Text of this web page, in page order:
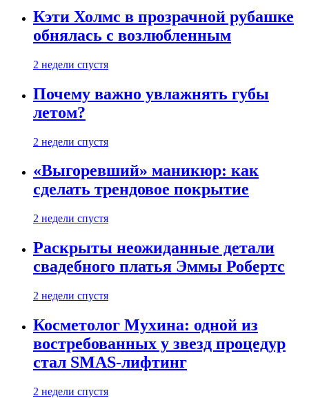
Кэти Холмс в прозрачной рубашке
обнялась с возлюбленным
2 недели спустя
Почему важно увлажнять губы
летом?
2 недели спустя
«Выгоревший» маникюр: как
сделать трендовое покрытие
2 недели спустя
Раскрыты неожиданные детали
свадебного платья Эммы Робертс
2 недели спустя
Косметолог Мухина: одной из
востребованных у звезд процедур
стал SMAS-лифтинг
2 недели спустя